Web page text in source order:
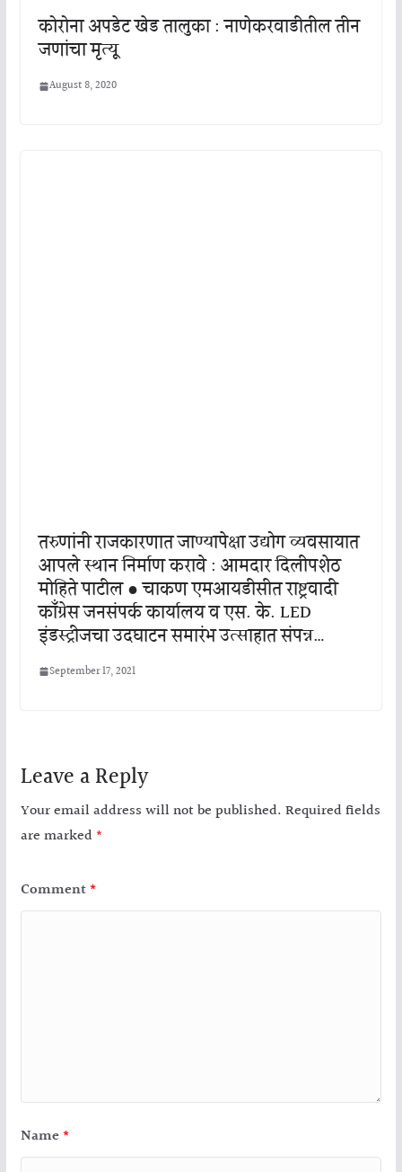
कोरोना अपडेट खेड तालुका : नाणेकरवाडीतील तीन
जणांचा मृत्यू
August 8, 2020
तरुणांनी राजकारणात जाण्यापेक्षा उद्योग व्यवसायात
आपले स्थान निर्माण करावे : आमदार दिलीपशेठ
मोहिते पाटील ● चाकण एमआयडीसीत राष्ट्रवादी
काँग्रेस जनसंपर्क कार्यालय व एस. के. LED
इंडस्ट्रीजचा उदघाटन समारंभ उत्साहात संपन्न…
September 17, 2021
Leave a Reply
Your email address will not be published. Required fields
are marked *
Comment *
Name *